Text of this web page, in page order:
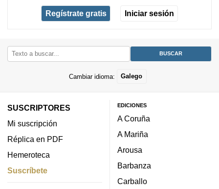
Regístrate gratis Iniciar sesión
Cambiar idioma: Galego
SUSCRIPTORES
Mi suscripción
Réplica en PDF
Hemeroteca
Suscríbete
EDICIONES
A Coruña
A Mariña
Arousa
Barbanza
Carballo